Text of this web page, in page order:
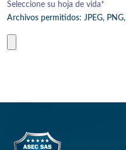
Seleccione su hoja de vida*
Archivos permitidos: JPEG,